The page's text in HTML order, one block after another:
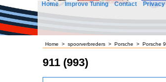
Home Improve Tuning Contact Privacy
Home > spoorverbreders > Porsche > Porsche
911 (993)